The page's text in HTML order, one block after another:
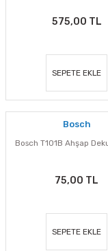
575,00 TL
SEPETE EKLE
Bosch
Bosch T101B Ahşap
75,00 TL
SEPETE EKLE